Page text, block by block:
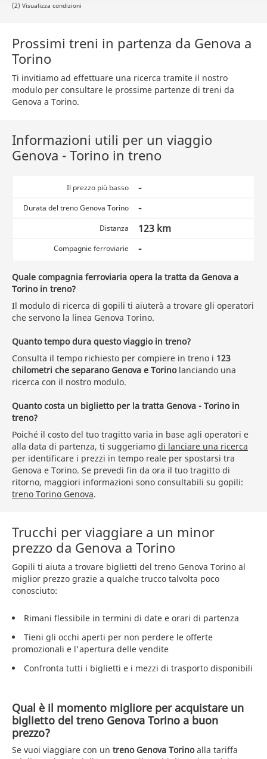
(2) Visualizza condizioni
Prossimi treni in partenza da Genova a
Torino
Ti invitiamo ad effettuare una ricerca tramite il nostro
modulo per consultare le prossime partenze di treni da
Genova a Torino.
Informazioni utili per un viaggio
Genova - Torino in treno
Il prezzo più basso -
Durata del treno Genova Torino -
Distanza 123 km
Compagnie ferroviarie -
Quale compagnia ferroviaria opera la tratta da Genova a
Torino in treno?
Il modulo di ricerca di gopili ti aiuterà a trovare gli operatori
che servono la linea Genova Torino.
Quanto tempo dura questo viaggio in treno?
Consulta il tempo richiesto per compiere in treno i 123
chilometri che separano Genova e Torinolanciando una
ricerca con il nostro modulo.
Quanto costa un biglietto per la tratta Genova - Torino in
treno?
Poiché il costo del tuo tragitto varia in base agli operatori e
alla data di partenza, ti suggeriamo di lanciare una ricerca
per identificare i prezzi in tempo reale per spostarsi tra
Genova e Torino. Se prevedi fin da ora il tuo tragitto di
ritorno, maggiori informazioni sono consultabili su gopili:
treno Torino Genova.
Trucchi per viaggiare a un minor
prezzo da Genova a Torino
Gopili ti aiuta a trovare biglietti del treno Genova Torino al
miglior prezzo grazie a qualche trucco talvolta poco
conosciuto:
Rimani flessibile in termini di date e orari di partenza
Tieni gli occhi aperti per non perdere le offerte
promozionali e l'apertura delle vendite
Confronta tutti i biglietti e i mezzi di trasporto disponibili
Qual è il momento migliore per acquistare un
biglietto del treno Genova Torino a buon
prezzo?
Se vuoi viaggiare con un treno Genova Torinoalla tariffa